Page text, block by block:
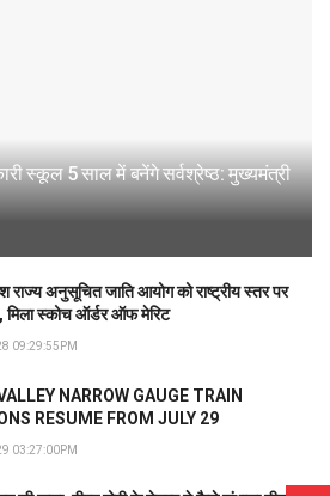
स्कूल 5 साल में बनेंगे सर्वश्रेष्ठ: मुख्यमंत्री
राज्य अनुसूचित जाति आयोग को राष्ट्रीय स्तर पर
मिला स्कोच ऑर्डर ऑफ मेरिट
09:29:55PM
NARROW GAUGE TRAIN
RESUME FROM JULY 29
03:27:00PM